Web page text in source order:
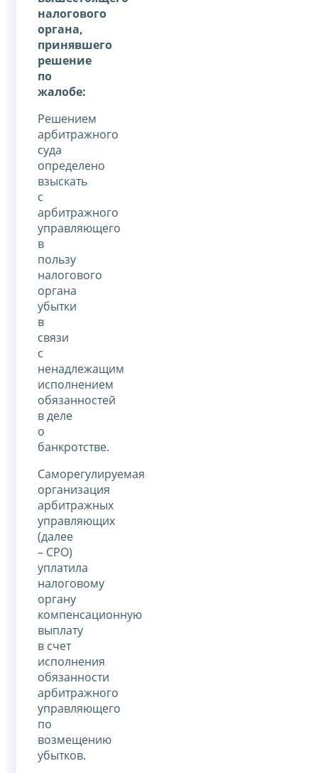
налогового
органа,
принявшего
решение
по
жалобе:
Решением
арбитражного
суда
определено
взыскать
с
арбитражного
управляющего
в
пользу
налогового
органа
убытки
в
связи
с
ненадлежащим
исполнением
обязанностей
в деле
о
банкротстве.
Саморегулируемая
организация
арбитражных
управляющих
(далее
– СРО)
уплатила
налоговому
органу
компенсационную
выплату
в счет
исполнения
обязанности
арбитражного
управляющего
по
возмещению
убытков.